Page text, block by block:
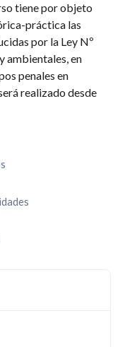
tiene por objeto
práctica las
por la Ley Nº
ambientales, en
penales en
realizado desde